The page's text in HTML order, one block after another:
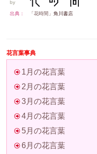
by
出典： 「花時間」 角川書店
花言葉事典
1月の花言葉
2月の花言葉
3月の花言葉
4月の花言葉
5月の花言葉
6月の花言葉